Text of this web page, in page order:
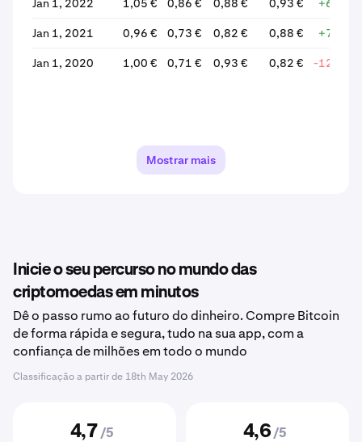
Jan 1, 2022 1,05 € 0,86 € 0,88 € 0,93 € +6,04%
Jan 1, 2021 0,96 € 0,73 € 0,82 € 0,88 € +7,73%
Jan 1, 2020 1,00 € 0,71 € 0,93 € 0,82 € -12,20%
Mostrar mais
Inicie o seu percurso no mundo das
criptomoedas em minutos
Dê o passo rumo ao futuro do dinheiro. Compre Bitcoin
de forma rápida e segura, tudo na sua app, com a
confiança de milhões em todo o mundo
Classificação a partir de 18th May 2026
4,7 /5 4,6 /5